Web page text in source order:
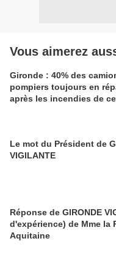
Vous aimerez
Gironde : 40% des
pompiers toujours en
après les incendies de
Le mot du Président de
VIGILANTE
Réponse de GIRONDE
d'expérience) de Mme la
Aquitaine